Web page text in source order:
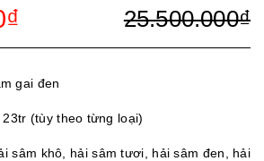
25.500.000₫
gai đen
(tùy theo từng loại)
sâm khô, hải sâm tươi, hải sâm đen, hải